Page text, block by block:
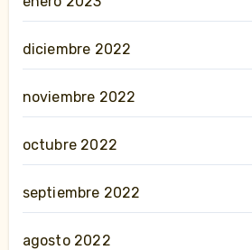
diciembre 2022
noviembre 2022
octubre 2022
septiembre 2022
agosto 2022